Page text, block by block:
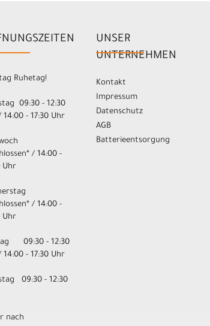
Ruhetag!
09:30 - 12:30
14:00 - 17:30 Uhr
/ 14:00 -
Uhr
/ 14:00 -
Uhr
09:30 - 12:30
14:00 - 17:30 Uhr
09:30 - 12:30
nach
UNSER
UNTERNEHMEN
Kontakt
Impressum
Datenschutz
AGB
Batterieentsorgung